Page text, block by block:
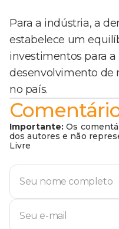
Para a indústria, a
estabelece um
investimentos para a
desenvolvimento de
no país.
Importante: Os
dos autores e não
Livre